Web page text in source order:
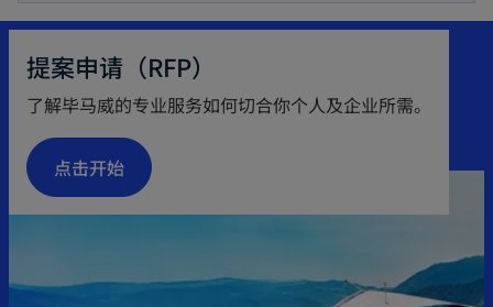
e
i
提案申请（RFP）
了解毕马威的专业服务如何切合你个人及企业所需。
点击开始